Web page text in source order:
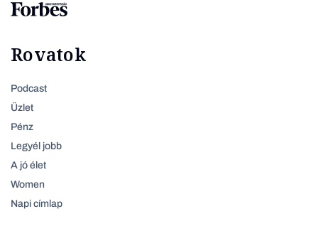
Rovatok
Podcast
Üzlet
Pénz
Legyél jobb
A jó élet
Women
Napi címlap